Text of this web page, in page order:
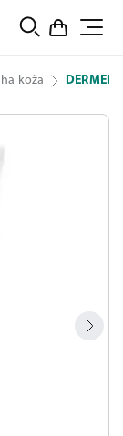
koža